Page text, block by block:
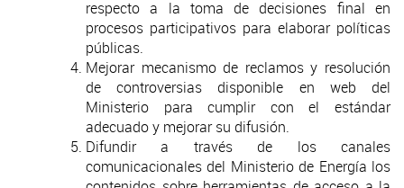
respecto a la toma de decisiones final en
procesos participativos para elaborar políticas
públicas.
Mejorar mecanismo de reclamos y resolución
de controversias disponible en web del
Ministerio para cumplir con el estándar
adecuado y mejorar su difusión.
Difundir a través de los canales
comunicacionales del Ministerio de Energía los